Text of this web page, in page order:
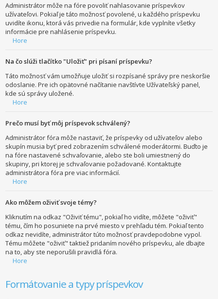
Administrátor môže na fóre povoliť nahlasovanie príspevkov
užívateľovi. Pokiaľ je táto možnosť povolené, u každého príspevku
uvidíte ikonu, ktorá vás privedie na formulár, kde vyplníte všetky
informácie pre nahlásenie príspevku.
Hore
Na čo slúži tlačítko "Uložiť" pri písaní príspevku?
Táto možnosť vám umožňuje uložiť si rozpísané správy pre neskoršie
odoslanie. Pre ich opätovné načítanie navštívte Užívateľský panel,
kde sú správy uložené.
Hore
Prečo musí byť môj príspevok schválený?
Administrátor fóra môže nastaviť, že príspevky od užívateľov alebo
skupín musia byť pred zobrazením schválené moderátormi. Buďto je
na fóre nastavené schvaľovanie, alebo ste boli umiestnený do
skupiny, pri ktorej je schvaľovanie požadované. Kontaktujte
administrátora fóra pre viac informácií.
Hore
Ako môžem oživiť svoje témy?
Kliknutím na odkaz "Oživiť tému", pokiaľ ho vidíte, môžete "oživiť"
tému, čím ho posuniete na prvé miesto v prehľadu tém. Pokiaľ tento
odkaz nevidíte, administrátor túto možnosť pravdepodobne vypol.
Tému môžete "oživiť" taktiež pridaním nového príspevku, ale dbajte
na to, aby ste neporušili pravidlá fóra.
Hore
Formátovanie a typy príspevkov